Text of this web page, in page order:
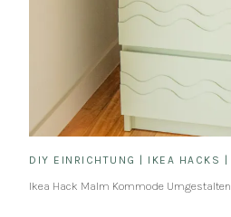
DIY EINRICHTUNG IKEA HACKS
Ikea Hack Malm Kommode Umgestalten